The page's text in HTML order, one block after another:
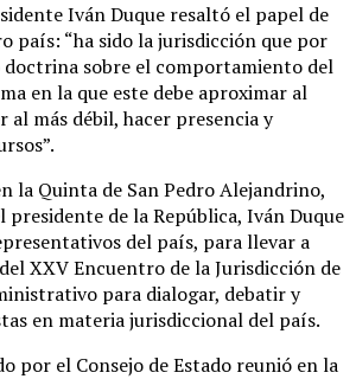
Iván Duque resaltó el papel de
país: “ha sido la jurisdicción que por
doctrina sobre el comportamiento del
en la que este debe aproximar al
al más débil, hacer presencia y
la Quinta de San Pedro Alejandrino,
presidente de la República, Iván Duque
del país, para llevar a
XXV Encuentro de la Jurisdicción de
para dialogar, debatir y
en materia jurisdiccional del país.
por el Consejo de Estado reunió en la